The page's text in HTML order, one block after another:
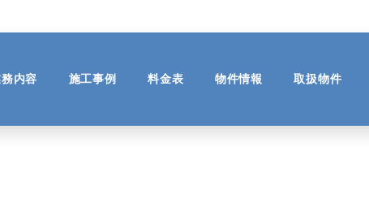
内容 施工事例 料金表 物件情報 取扱物件